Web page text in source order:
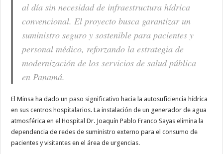
al día sin necesidad de infraestructura hídrica
convencional. El proyecto busca garantizar un
suministro seguro y sostenible para pacientes y
personal médico, reforzando la estrategia de
modernización de los servicios de salud pública
en Panamá.
El Minsa ha dado un paso significativo hacia la autosuficiencia hídrica
en sus centros hospitalarios. La instalación de un generador de agua
atmosférica en el Hospital Dr. Joaquín Pablo Franco Sayas elimina la
dependencia de redes de suministro externo para el consumo de
pacientes y visitantes en el área de urgencias.